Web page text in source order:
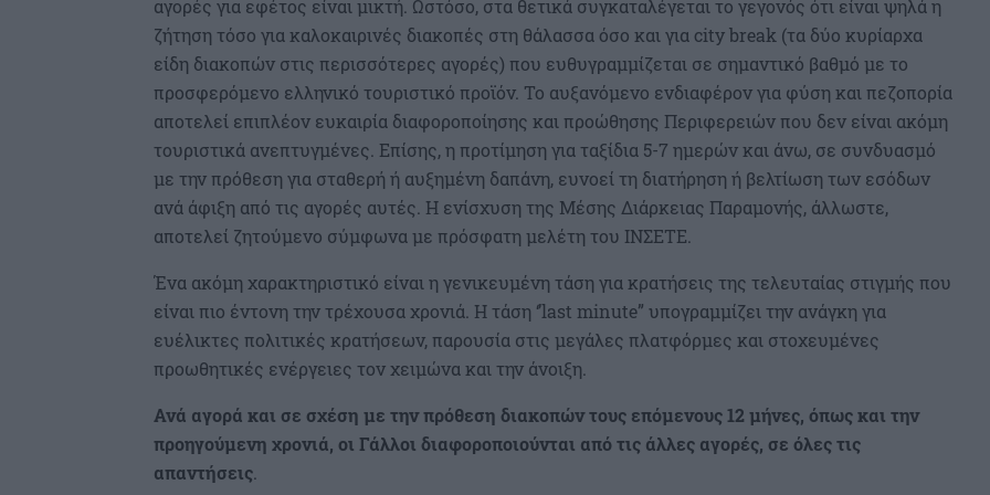
αγορές για εφέτος είναι μικτή. Ωστόσο, στα θετικά συγκαταλέγεται το γεγονός ότι είναι ψηλά η
ζήτηση τόσο για καλοκαιρινές διακοπές στη θάλασσα όσο και για city break (τα δύο κυρίαρχα
είδη διακοπών στις περισσότερες αγορές) που ευθυγραμμίζεται σε σημαντικό βαθμό με το
προσφερόμενο ελληνικό τουριστικό προϊόν. Το αυξανόμενο ενδιαφέρον για φύση και πεζοπορία
αποτελεί επιπλέον ευκαιρία διαφοροποίησης και προώθησης Περιφερειών που δεν είναι ακόμη
τουριστικά ανεπτυγμένες. Επίσης, η προτίμηση για ταξίδια 5-7 ημερών και άνω, σε συνδυασμό
με την πρόθεση για σταθερή ή αυξημένη δαπάνη, ευνοεί τη διατήρηση ή βελτίωση των εσόδων
ανά άφιξη από τις αγορές αυτές. Η ενίσχυση της Μέσης Διάρκειας Παραμονής, άλλωστε,
αποτελεί ζητούμενο σύμφωνα με πρόσφατη μελέτη του ΙΝΣΕΤΕ.
Ένα ακόμη χαρακτηριστικό είναι η γενικευμένη τάση για κρατήσεις της τελευταίας στιγμής που
είναι πιο έντονη την τρέχουσα χρονιά. Η τάση ‘’last minute” υπογραμμίζει την ανάγκη για
ευέλικτες πολιτικές κρατήσεων, παρουσία στις μεγάλες πλατφόρμες και στοχευμένες
προωθητικές ενέργειες τον χειμώνα και την άνοιξη.
Ανά αγορά και σε σχέση με την πρόθεση διακοπών τους επόμενους 12 μήνες, όπως και την
προηγούμενη χρονιά, οι Γάλλοι διαφοροποιούνται από τις άλλες αγορές, σε όλες τις
απαντήσεις.